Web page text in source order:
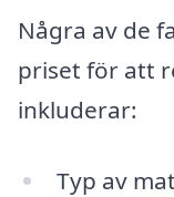
Några av de
priset för att
inkluderar:
Typ av